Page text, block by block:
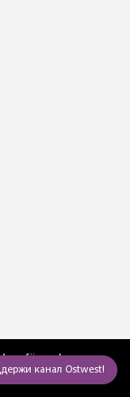
für mehr